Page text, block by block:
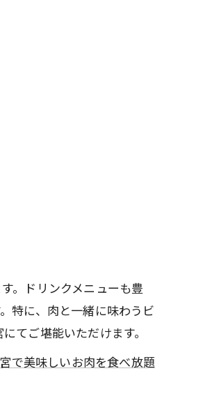
。ドリンクメニューも豊
特に、肉と一緒に味わうビ
てご堪能いただけます。
で美味しいお肉を食べ放題